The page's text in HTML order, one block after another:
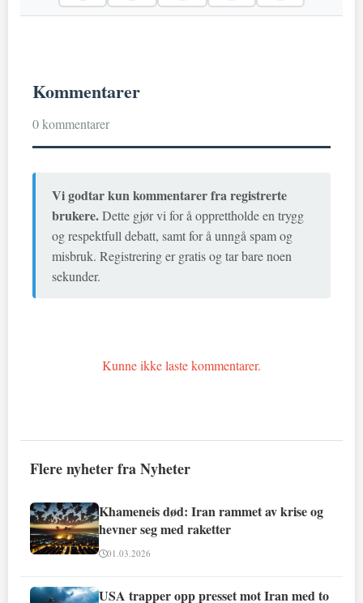
Kommentarer
0 kommentarer
Vi godtar kun kommentarer fra registrerte
brukere.Dette gjør vi for å opprettholde en trygg
og respektfull debatt, samt for å unngå spam og
misbruk. Registrering er gratis og tar bare noen
sekunder.
Kunne ikke laste kommentarer.
Flere nyheter fra Nyheter
Khameneis død: Iran rammet av krise og
hevner seg med raketter
01.03.2026
USA trapper opp presset mot Iran med to